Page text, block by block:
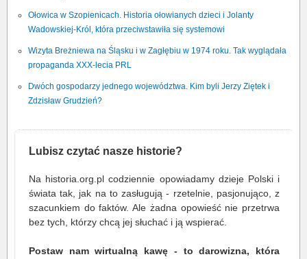
Ołowica w Szopienicach. Historia ołowianych dzieci i Jolanty
Wadowskiej-Król, która przeciwstawiła się systemowi
Wizyta Breżniewa na Śląsku i w Zagłębiu w 1974 roku. Tak wyglądała
propaganda XXX-lecia PRL
Dwóch gospodarzy jednego województwa. Kim byli Jerzy Ziętek i
Zdzisław Grudzień?
Lubisz czytać nasze historie?
Na historia.org.pl codziennie opowiadamy dzieje Polski i
świata tak, jak na to zasługują - rzetelnie, pasjonująco, z
szacunkiem do faktów. Ale żadna opowieść nie przetrwa
bez tych, którzy chcą jej słuchać i ją wspierać.
Postaw nam wirtualną kawę - to darowizna, która